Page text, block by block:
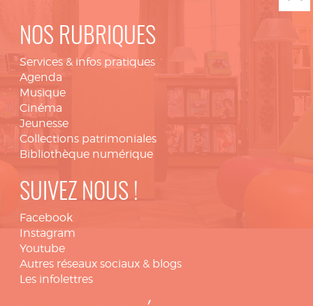
NOS RUBRIQUES
Services & infos pratiques
Agenda
Musique
Cinéma
Jeunesse
Collections patrimoniales
Bibliothèque numérique
SUIVEZ NOUS !
Facebook
Instagram
Youtube
Autres réseaux sociaux & blogs
Les infolettres